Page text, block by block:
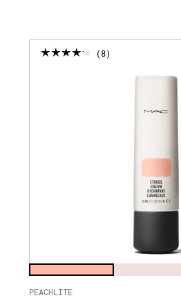
8
PEACHLITE